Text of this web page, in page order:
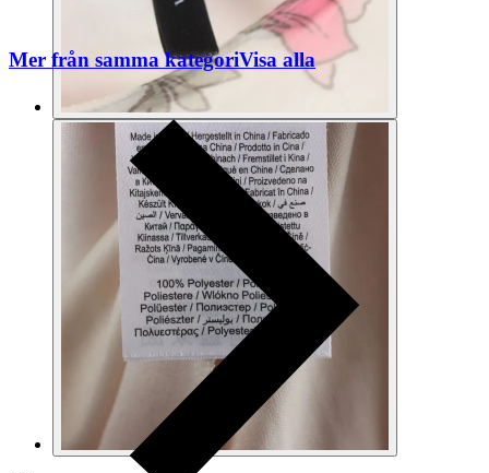
Mer från samma kategoriVisa alla